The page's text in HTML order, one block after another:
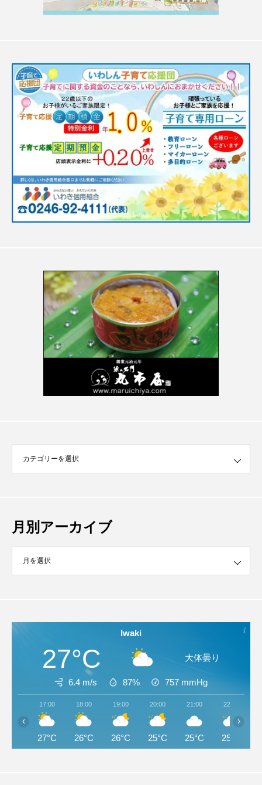
月別アーカイブ
Iwaki
27°C 大体曇り
6.4 m/s 87% 757 mmHg
17:00
27°C
18:00
26°C
19:00
26°C
20:00
25°C
21:00
25°C
22:00
25°C
‹ ›